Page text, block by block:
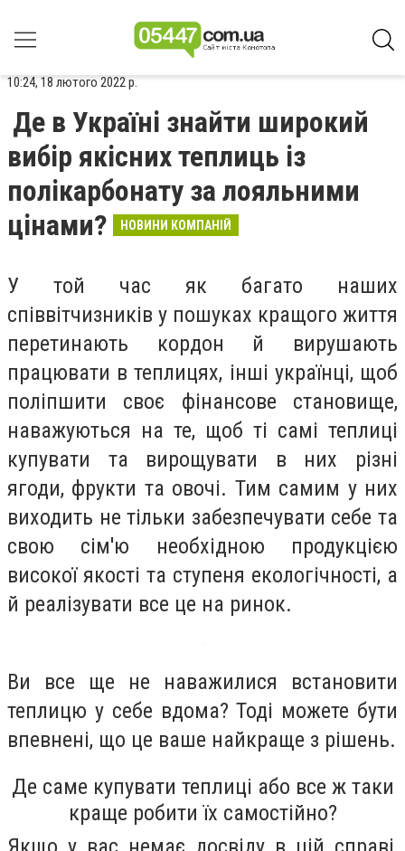
10:24, 18 лютого 2022 р.
Де в Україні знайти широкий
вибір якісних теплиць із
полікарбонату за лояльними
цінами?
НОВИНИ КОМПАНІЙ
У той час як багато наших
співвітчизників у пошуках кращого життя
перетинають кордон й вирушають
працювати в теплицях, інші українці, щоб
поліпшити своє фінансове становище,
наважуються на те, щоб ті самі теплиці
купувати та вирощувати в них різні
ягоди, фрукти та овочі. Тим самим у них
виходить не тільки забезпечувати себе та
свою сім'ю необхідною продукцією
високої якості та ступеня екологічності, а
й реалізувати все це на ринок.
Ви все ще не наважилися встановити
теплицю у себе вдома? Тоді можете бути
впевнені, що це ваше найкраще з рішень.
Де саме купувати теплиці або все ж таки
краще робити їх самостійно?